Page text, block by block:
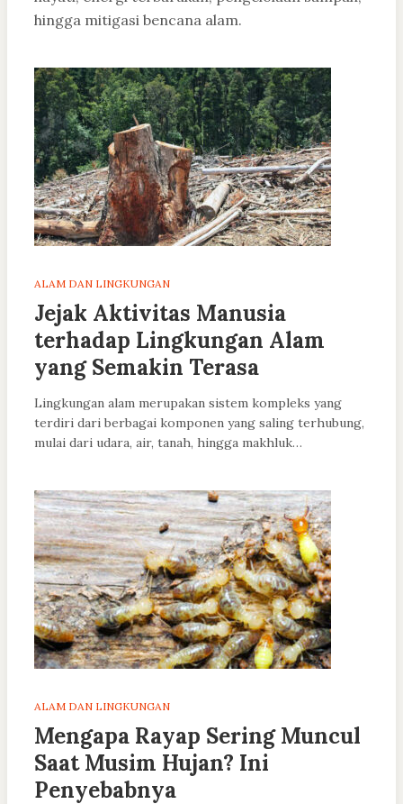
hingga mitigasi bencana alam.
ALAM DAN LINGKUNGAN
Jejak Aktivitas Manusia
terhadap Lingkungan Alam
yang Semakin Terasa
Lingkungan alam merupakan sistem kompleks yang
terdiri dari berbagai komponen yang saling terhubung,
mulai dari udara, air, tanah, hingga makhluk…
ALAM DAN LINGKUNGAN
Mengapa Rayap Sering Muncul
Saat Musim Hujan? Ini
Penyebabnya